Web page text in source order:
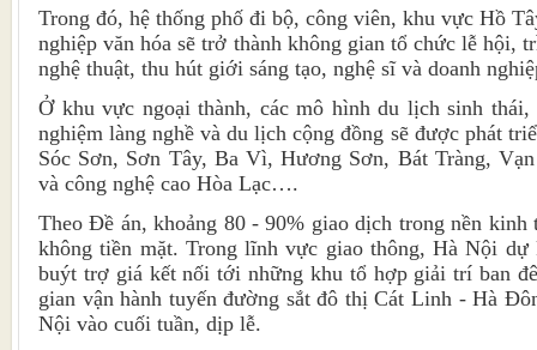
Trong đó, hệ thống phố đi bộ, công viên, khu vực Hồ
nghiệp văn hóa sẽ trở thành không gian tổ chức lễ hội,
nghệ thuật, thu hút giới sáng tạo, nghệ sĩ và doanh
Ở khu vực ngoại thành, các mô hình du lịch sinh
nghiệm làng nghề và du lịch cộng đồng sẽ được phát
Sóc Sơn, Sơn Tây, Ba Vì, Hương Sơn, Bát Tràng,
và công nghệ cao Hòa Lạc….
Theo Đề án, khoảng 80 - 90% giao dịch trong nền kinh
không tiền mặt. Trong lĩnh vực giao thông, Hà Nội dự
buýt trợ giá kết nối tới những khu tổ hợp giải trí ban
gian vận hành tuyến đường sắt đô thị Cát Linh - Hà
Nội vào cuối tuần, dịp lễ.